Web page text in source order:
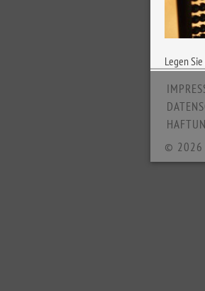
Legen
© 2026